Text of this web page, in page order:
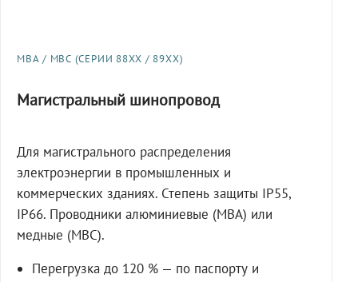
МВА / МВС (СЕРИИ 88XX / 89XX)
Магистральный шинопровод
Для магистрального распределения
электроэнергии в промышленных и
коммерческих зданиях. Степень защиты IP55,
IP66. Проводники алюминиевые (МВА) или
медные (МВС).
Перегрузка до 120 % — по паспорту и